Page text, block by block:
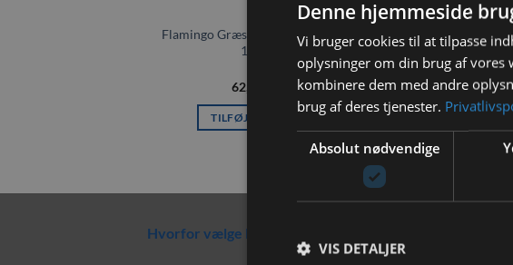
Flamingo Græs tunnel m. Gulerod
125G
62,00
TILFØJ TIL KURV
Hvorfor vælge Rabbitpet?
Denne hjemmeside
Vi bruger cookies til at tilpasse
oplysninger om din brug af vores
kombinere dem med andre
brug af deres tjenester.
Absolut nødvendige
VIS DETALJER